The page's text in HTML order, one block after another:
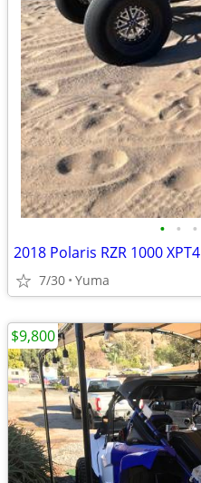
• • •
2018 Polaris RZR 1000 XPT4
7/30 Yuma
$9,800